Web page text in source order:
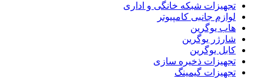
تجهیزات شبکه خانگی و اداری
لوازم جانبی کامپیوتر
هاب یوگرین
شارژر یوگرین
کابل یوگرین
تجهیزات ذخیره سازی
تجهیزات گیمینگ